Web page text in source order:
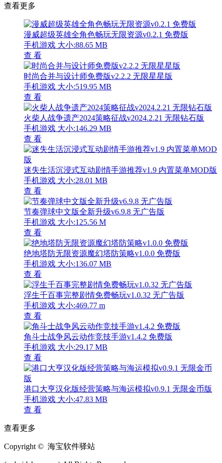
查看更多
漫威超级英雄全角色畅玩无限资源v0.2.1 免费版
手机游戏 大小:88.65 MB
查 看
时尚合并与设计师免费版v2.2.2 无限星星版
手机游戏 大小:519.95 MB
查 看
火柴人战争遗产2024策略征战v2024.2.21 无限钻石版
手机游戏 大小:146.29 MB
查 看
迷失生活沉浸式互动剧情手游推荐v1.9 内置菜单MOD版
手机游戏 大小:28.01 MB
查 看
节奏弹球中文版全新升级v6.9.8 无广告版
手机游戏 大小:125.56 M
查 看
绝地塔防无限资源魔幻塔防策略v1.0.0 免费版
手机游戏 大小:136.07 MB
查 看
浮生千百事完整剧情免费畅玩v1.0.32 无广告版
手机游戏 大小:469.77 m
查 看
角斗士战争风云动作竞技手游v1.4.2 免费版
手机游戏 大小:29.17 MB
查 看
港口大亨汉化版经营策略与海运模拟v0.9.1 无限金币版
手机游戏 大小:47.83 MB
查 看
查看更多
Copyright © 海宝软件驿站